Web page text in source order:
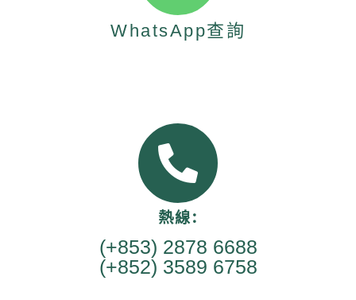
WhatsApp查詢
熱線:
(+853) 2878 6688
(+852) 3589 6758